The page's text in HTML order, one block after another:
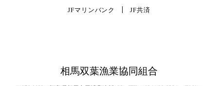
JFマリンバンク
JF共済
相馬双葉漁業協同組合